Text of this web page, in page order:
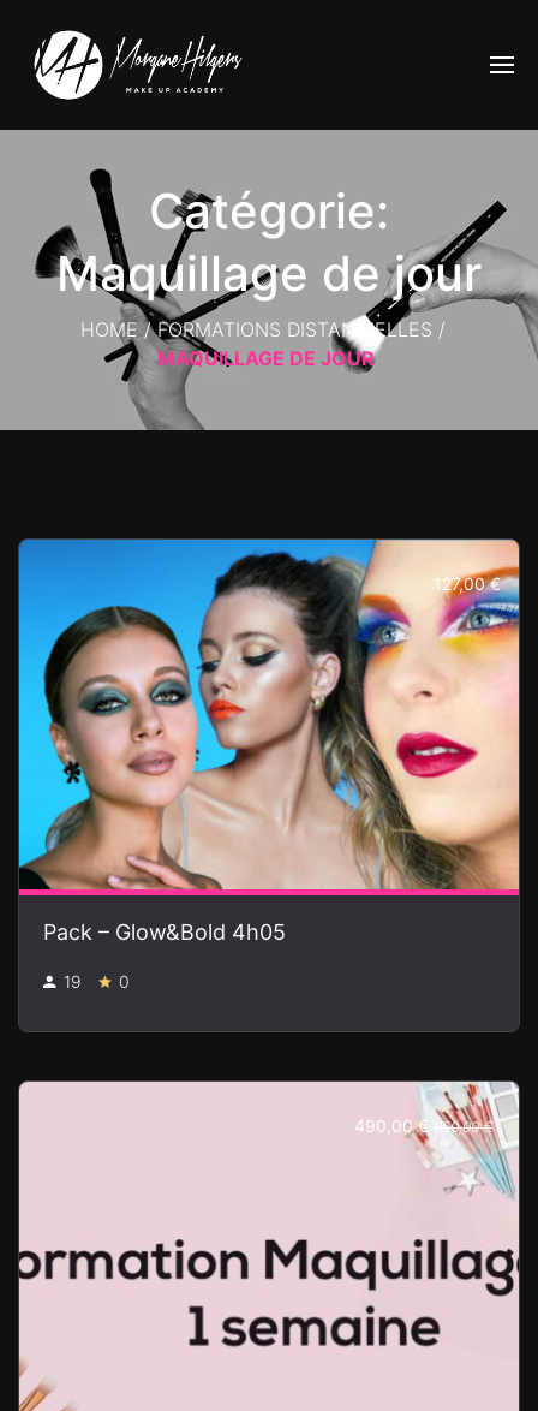
Catégorie:
Maquillage de jour
HOME / FORMATIONS DISTANCIELLES /
MAQUILLAGE DE JOUR
127,00 €
Pack – Glow&Bold 4h05
19 0
490,00 € 650,00 €